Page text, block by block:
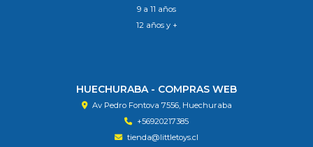
9 a 11 años
12 años y +
HUECHURABA - COMPRAS WEB
Av Pedro Fontova 7556, Huechuraba
+56920217385
tienda@littletoys.cl